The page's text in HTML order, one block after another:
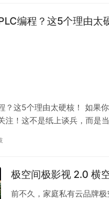
编程？这5个理由太
？这5个理由太硬核！ 如果
注！这不是纸上谈兵，而是
网站呈现出的数据显示，
…
极空间极影视 2.0 横
前不久，家庭私有云品牌